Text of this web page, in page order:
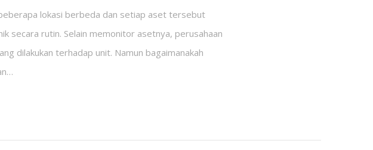
lokasi berbeda dan setiap aset tersebut
secara rutin. Selain memonitor asetnya, perusahaan
dilakukan terhadap unit. Namun bagaimanakah